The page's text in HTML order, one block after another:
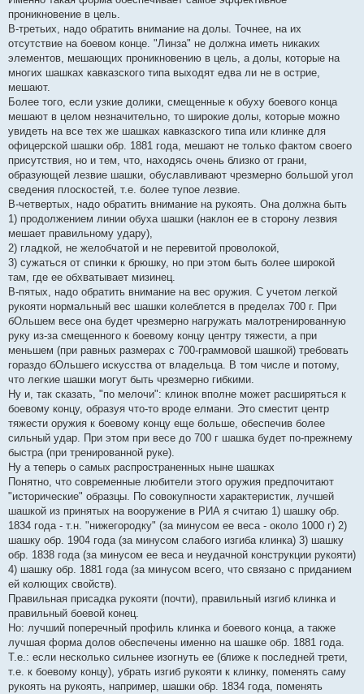
проникновение в цель.
В-третьих, надо обратить внимание на долы. Точнее, на их
отсутствие на боевом конце. "Линза" не должна иметь никаких
элементов, мешающих проникновению в цель, а долы, которые на
многих шашках кавказского типа выходят едва ли не в острие,
мешают.
Более того, если узкие долики, смещенные к обуху боевого конца
мешают в целом незначительно, то широкие долы, которые можно
увидеть на все тех же шашках кавказского типа или клинке для
офицерской шашки обр. 1881 года, мешают не только фактом своего
присутствия, но и тем, что, находясь очень близко от грани,
образующей лезвие шашки, обуславливают чрезмерно большой угол
сведения плоскостей, т.е. более тупое лезвие.
В-четвертых, надо обратить внимание на рукоять. Она должна быть
1) продолжением линии обуха шашки (наклон ее в сторону лезвия
мешает правильному удару),
2) гладкой, не желобчатой и не перевитой проволокой,
3) сужаться от спинки к брюшку, но при этом быть более широкой
там, где ее обхватывает мизинец.
В-пятых, надо обратить внимание на вес оружия. С учетом легкой
рукояти нормальный вес шашки колеблется в пределах 700 г. При
бОльшем весе она будет чрезмерно нагружать малотренированную
руку из-за смещенного к боевому концу центру тяжести, а при
меньшем (при равных размерах с 700-граммовой шашкой) требовать
гораздо бОльшего искусства от владельца. В том числе и потому,
что легкие шашки могут быть чрезмерно гибкими.
Ну и, так сказать, "по мелочи": клинок вполне может расширяться к
боевому концу, образуя что-то вроде елмани. Это сместит центр
тяжести оружия к боевому концу еще больше, обеспечив более
сильный удар. При этом при весе до 700 г шашка будет по-прежнему
быстра (при тренированной руке).
Ну а теперь о самых распространенных ныне шашках
Понятно, что современные любители этого оружия предпочитают
"исторические" образцы. По совокупности характеристик, лучшей
шашкой из принятых на вооружение в РИА я считаю 1) шашку обр.
1834 года - т.н. "нижегородку" (за минусом ее веса - около 1000 г) 2)
шашку обр. 1904 года (за минусом слабого изгиба клинка) 3) шашку
обр. 1838 года (за минусом ее веса и неудачной конструкции рукояти)
4) шашку обр. 1881 года (за минусом всего, что связано с приданием
ей колющих свойств).
Правильная присадка рукояти (почти), правильный изгиб клинка и
правильный боевой конец.
Но: лучший поперечный профиль клинка и боевого конца, а также
лучшая форма долов обеспечены именно на шашке обр. 1881 года.
Т.е.: если несколько сильнее изогнуть ее (ближе к последней трети,
т.е. к боевому концу), убрать изгиб рукояти к клинку, поменять саму
рукоять на рукоять, например, шашки обр. 1834 года, поменять